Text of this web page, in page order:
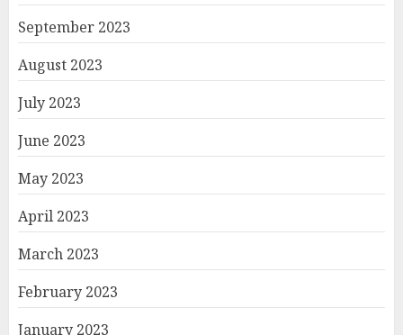
September 2023
August 2023
July 2023
June 2023
May 2023
April 2023
March 2023
February 2023
January 2023